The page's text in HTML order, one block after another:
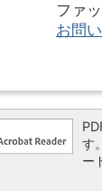
ファ
お問
す
ー